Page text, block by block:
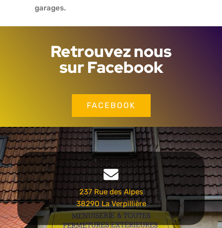
garages.
Retrouvez nous
sur Facebook
FACEBOOK
237 Rue des Alpes
38290 La Verpillière